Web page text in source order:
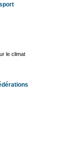
le climat